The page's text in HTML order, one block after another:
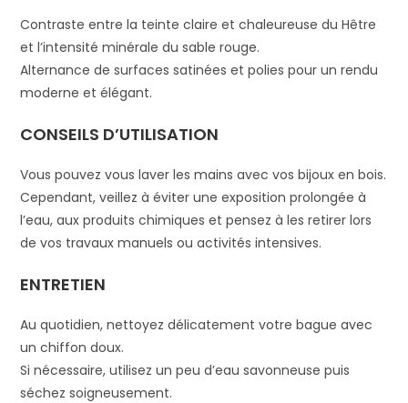
Contraste entre la teinte claire et chaleureuse du Hêtre
et l’intensité minérale du sable rouge.
Alternance de surfaces satinées et polies pour un rendu
moderne et élégant.
CONSEILS D’UTILISATION
Vous pouvez vous laver les mains avec vos bijoux en bois.
Cependant, veillez à éviter une exposition prolongée à
l’eau, aux produits chimiques et pensez à les retirer lors
de vos travaux manuels ou activités intensives.
ENTRETIEN
Au quotidien, nettoyez délicatement votre bague avec
un chiffon doux.
Si nécessaire, utilisez un peu d’eau savonneuse puis
séchez soigneusement.